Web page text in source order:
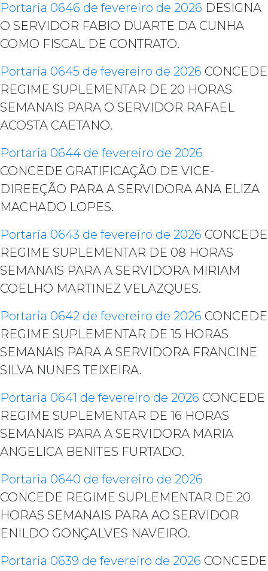
Portaria 0646 de fevereiro de 2026 DESIGNA
O SERVIDOR FABIO DUARTE DA CUNHA
COMO FISCAL DE CONTRATO.
Portaria 0645 de fevereiro de 2026 CONCEDE
REGIME SUPLEMENTAR DE 20 HORAS
SEMANAIS PARA O SERVIDOR RAFAEL
ACOSTA CAETANO.
Portaria 0644 de fevereiro de 2026
CONCEDE GRATIFICAÇÃO DE VICE-
DIREEÇÃO PARA A SERVIDORA ANA ELIZA
MACHADO LOPES.
Portaria 0643 de fevereiro de 2026 CONCEDE
REGIME SUPLEMENTAR DE 08 HORAS
SEMANAIS PARA A SERVIDORA MIRIAM
COELHO MARTINEZ VELAZQUES.
Portaria 0642 de fevereiro de 2026 CONCEDE
REGIME SUPLEMENTAR DE 15 HORAS
SEMANAIS PARA A SERVIDORA FRANCINE
SILVA NUNES TEIXEIRA.
Portaria 0641 de fevereiro de 2026 CONCEDE
REGIME SUPLEMENTAR DE 16 HORAS
SEMANAIS PARA A SERVIDORA MARIA
ANGELICA BENITES FURTADO.
Portaria 0640 de fevereiro de 2026
CONCEDE REGIME SUPLEMENTAR DE 20
HORAS SEMANAIS PARA AO SERVIDOR
ENILDO GONÇALVES NAVEIRO.
Portaria 0639 de fevereiro de 2026 CONCEDE